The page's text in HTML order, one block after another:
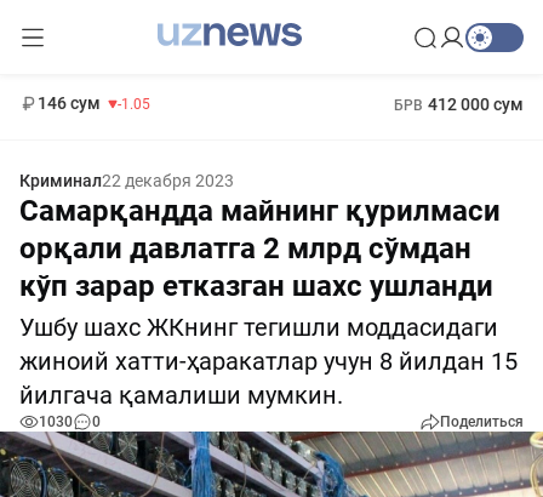
146 сум -1.05 БРВ 412 000 сум
Криминал22 декабря 2023
Самарқандда майнинг қурилмаси
орқали давлатга 2 млрд сўмдан
кўп зарар етказган шахс ушланди
Ушбу шахс ЖКнинг тегишли моддасидаги
жиноий хатти-ҳаракатлар учун 8 йилдан 15
йилгача қамалиши мумкин.
1030 0 Поделиться